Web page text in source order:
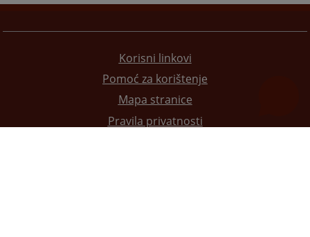
Korisni linkovi
Pomoć za korištenje
Mapa stranice
Pravila privatnosti